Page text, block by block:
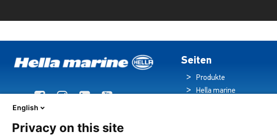
Seiten
Produkte
Hella marine
English
Privacy on this site